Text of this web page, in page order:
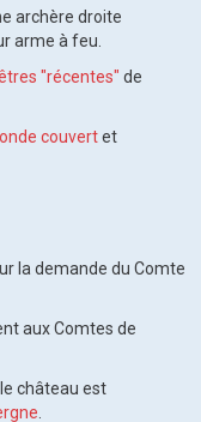
archère droite
arme à feu.
"récentes" de
couvertet
la demande du Comte
aux Comtes de
château est